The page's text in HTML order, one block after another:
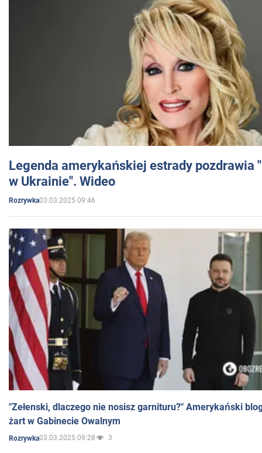
Legenda amerykańskiej estrady pozdrawia
w Ukrainie". Wideo
Rozrywka03.03.2025 09:46
"Zełenski, dlaczego nie nosisz garnituru?" Amerykański
żart w Gabinecie Owalnym
Rozrywka03.03.2025 09:28 3